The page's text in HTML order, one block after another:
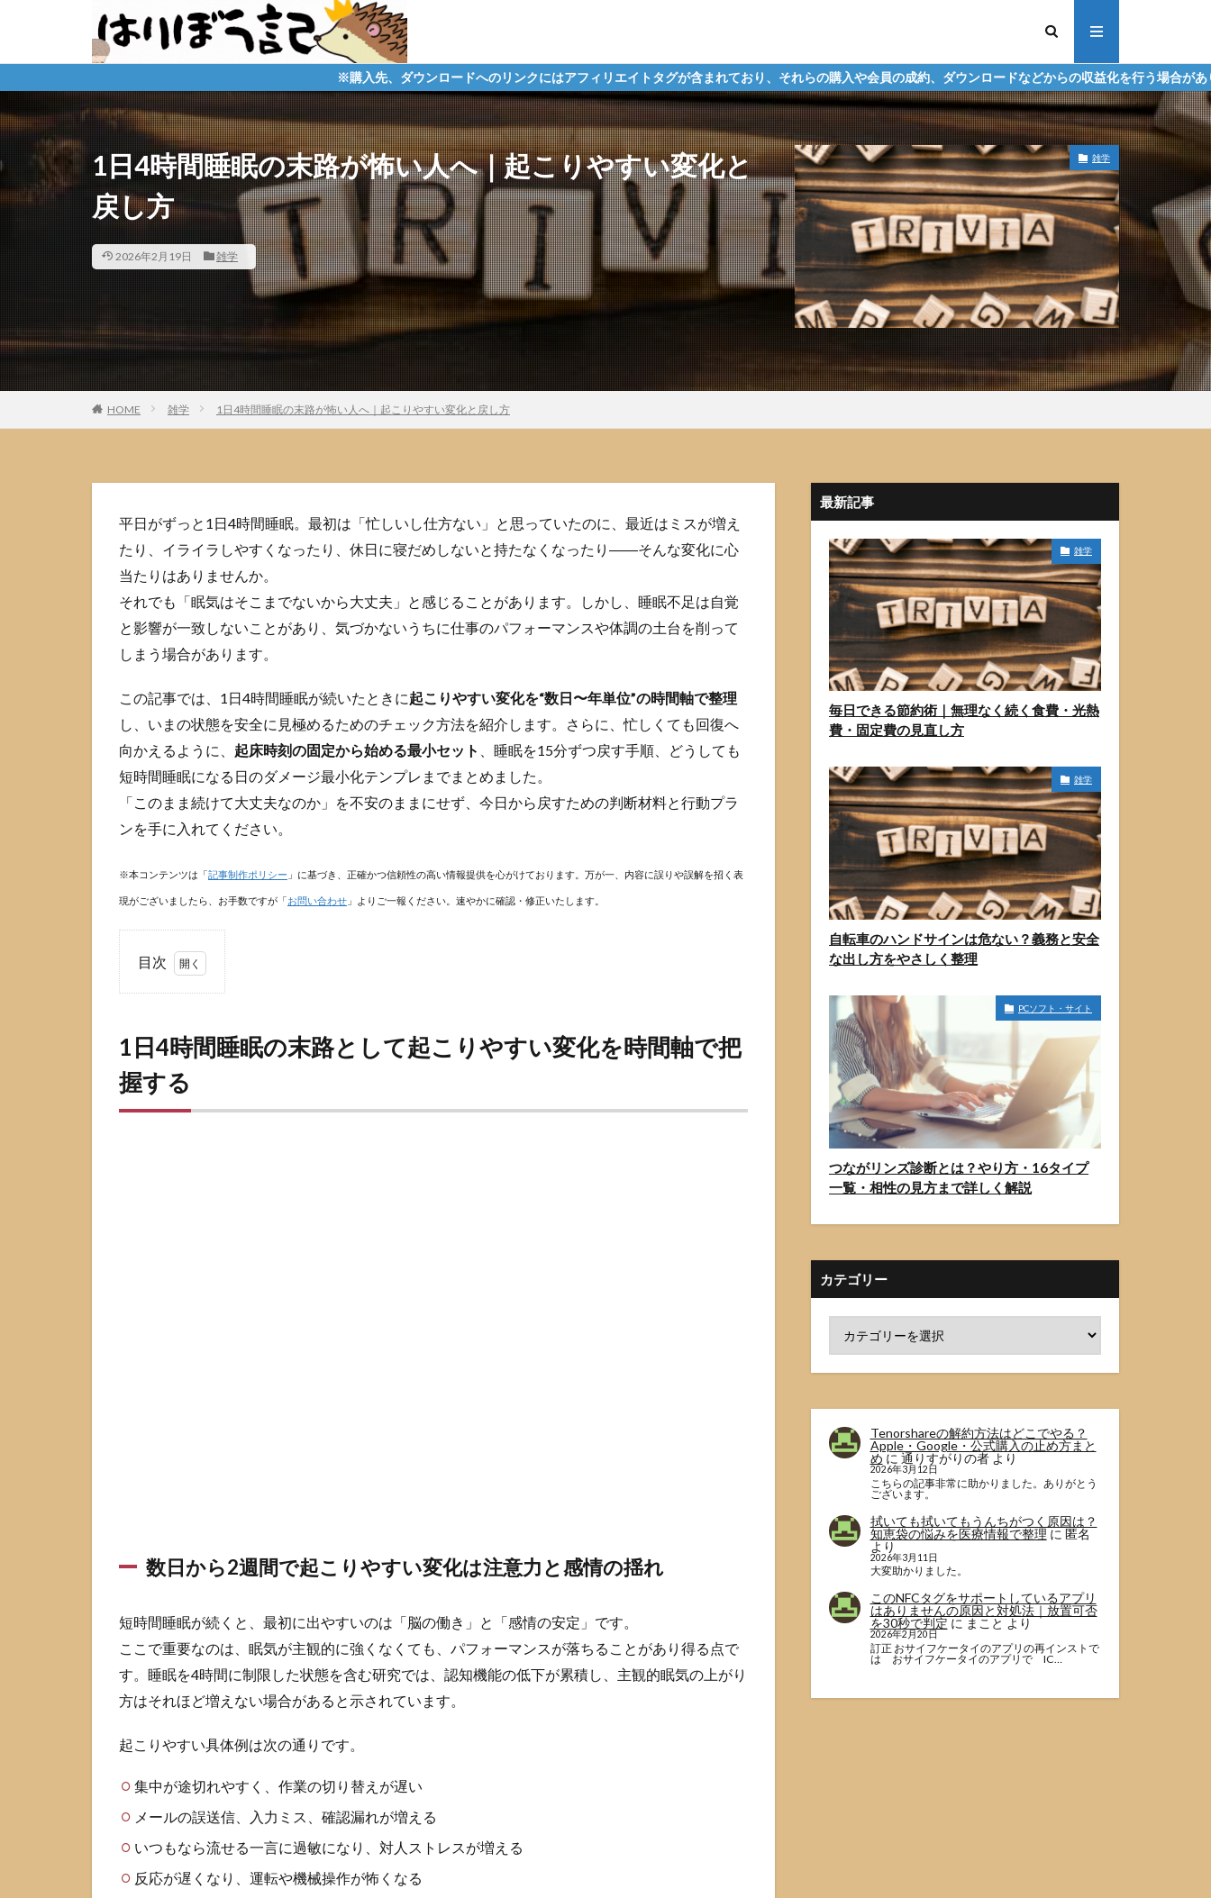
※購入先、ダウンロードへのリンクにはアフィリエイトタグが含まれており、それらの購入や会員の成約、ダウンロードなどからの収益化を行う場合があります。
1日4時間睡眠の末路が怖い人へ｜起こりやすい変化と
戻し方
2026年2月19日 雑学
雑学
HOME 雑学 1日4時間睡眠の末路が怖い人へ｜起こりやすい変化と戻し方
平日がずっと1日4時間睡眠。最初は「忙しいし仕方ない」と思っていたのに、最近はミスが増え
たり、イライラしやすくなったり、休日に寝だめしないと持たなくなったり――そんな変化に心
当たりはありませんか。
それでも「眠気はそこまでないから大丈夫」と感じることがあります。しかし、睡眠不足は自覚
と影響が一致しないことがあり、気づかないうちに仕事のパフォーマンスや体調の土台を削って
しまう場合があります。
この記事では、1日4時間睡眠が続いたときに起こりやすい変化を“数日〜年単位”の時間軸で整理
し、いまの状態を安全に見極めるためのチェック方法を紹介します。さらに、忙しくても回復へ
向かえるように、 起床時刻の固定から始める最小セット
、睡眠を15分ずつ戻す手順、どうしても
短時間睡眠になる日のダメージ最小化テンプレまでまとめました。
「このまま続けて大丈夫なのか」を不安のままにせず、今日から戻すための判断材料と行動プラ
ンを手に入れてください。
※本コンテンツは「記事制作ポリシー 」に基づき、正確かつ信頼性の高い情報提供を心がけております。万が一、内容に誤りや誤解を招く表
現がございましたら、お手数ですが「お問い合わせ 」よりご一報ください。速やかに確認・修正いたします。
目次
間
眠
数日
で起
こり
やす
い変
化は
力と
の揺
れ
数か
月で
目立
1日4時間睡眠の末路として起こりやすい変化を時間軸で把
握する
数日から2週間で起こりやすい変化は注意力と感情の揺れ
短時間睡眠が続くと、最初に出やすいのは「脳の働き」と「感情の安定」です。
ここで重要なのは、眠気が主観的に強くなくても、パフォーマンスが落ちることがあり得る点で
す。睡眠を4時間に制限した状態を含む研究では、認知機能の低下が累積し、主観的眠気の上がり
方はそれほど増えない場合があると示されています。
起こりやすい具体例は次の通りです。
集中が途切れやすく、作業の切り替えが遅い
メールの誤送信、入力ミス、確認漏れが増える
いつもなら流せる一言に過敏になり、対人ストレスが増える
反応が遅くなり、運転や機械操作が怖くなる
最新記事
雑学
毎日できる節約術｜無理なく続く食費・光熱
費・固定費の見直し方
雑学
自転車のハンドサインは危ない？義務と安全
な出し方をやさしく整理
PCソフト・サイト
つながリンズ診断とは？やり方・16タイプ
一覧・相性の見方まで詳しく解説
カテゴリー
Tenorshareの解約方法はどこでやる？
Apple・Google・公式購入の止め方まと
め に 通りすがりの者より
2026年3月12日
こちらの記事非常に助かりました。ありがとう
ございます。
拭いても拭いてもうんちがつく原因は？
知恵袋の悩みを医療情報で整理 に 匿名
より
2026年3月11日
大変助かりました。
このNFCタグをサポートしているアプリ
はありませんの原因と対処法｜放置可否
を30秒で判定 に まこと より
2026年2月20日
訂正 おサイフケータイのアプリの再インストで
は おサイフケータイのアプリで IC…